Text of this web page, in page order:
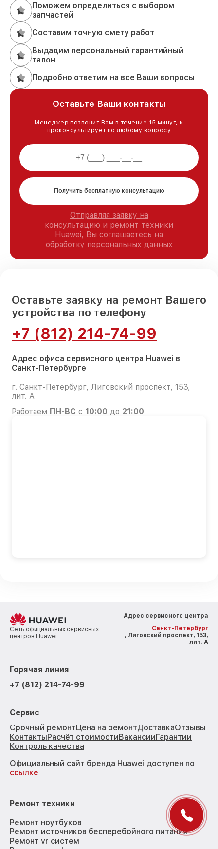
Поможем определиться с выбором
запчастей
Составим точную смету работ
Выдадим персональный гарантийный
талон
Подробно ответим на все Ваши вопросы
Оставьте Ваши контакты
Менеджер позвонит Вам в течение 15 минут, и
проконсультирует по любому вопросу
Получить бесплатную консультацию
Отправляя заявку на
консультацию и ремонт техники
Huawei, Вы соглашаетесь на
обработку персональных данных
Оставьте заявку на ремонт Вашего
устройства по телефону
+7 (812) 214-74-99
Адрес офиса сервисного центра Huawei в
Санкт-Петербурге
г. Санкт-Петербург, Лиговский проспект, 153,
лит. А
Работаем ПН-ВС с 10:00 до 21:00
Сеть официальных сервисных
центров Huawei
Адрес сервисного центра
Санкт-Петербург
, Лиговский проспект, 153,
лит. А
Горячая линия
+7 (812) 214-74-99
Сервис
Срочный ремонтЦена на ремонтДоставкаОтзывы
КонтактыРасчёт стоимостиВакансииГарантии
Контроль качества
Официальный сайт бренда Huawei доступен по
ссылке
Ремонт техники
Ремонт ноутбуков
Ремонт источников бесперебойного питания
Ремонт vr систем